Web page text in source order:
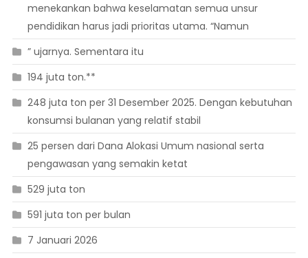
menekankan bahwa keselamatan semua unsur
pendidikan harus jadi prioritas utama. “Namun
” ujarnya. Sementara itu
194 juta ton.**
248 juta ton per 31 Desember 2025. Dengan kebutuhan
konsumsi bulanan yang relatif stabil
25 persen dari Dana Alokasi Umum nasional serta
pengawasan yang semakin ketat
529 juta ton
591 juta ton per bulan
7 Januari 2026